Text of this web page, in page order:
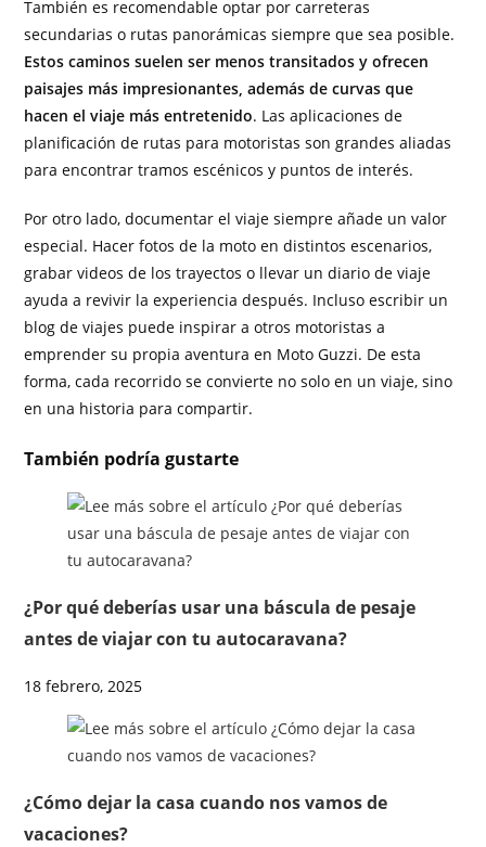
También es recomendable optar por carreteras
secundarias o rutas panorámicas siempre que sea posible.
Estos caminos suelen ser menos transitados y ofrecen
paisajes más impresionantes, además de curvas que
hacen el viaje más entretenido. Las aplicaciones de
planificación de rutas para motoristas son grandes aliadas
para encontrar tramos escénicos y puntos de interés.
Por otro lado, documentar el viaje siempre añade un valor
especial. Hacer fotos de la moto en distintos escenarios,
grabar videos de los trayectos o llevar un diario de viaje
ayuda a revivir la experiencia después. Incluso escribir un
blog de viajes puede inspirar a otros motoristas a
emprender su propia aventura en Moto Guzzi. De esta
forma, cada recorrido se convierte no solo en un viaje, sino
en una historia para compartir.
También podría gustarte
¿Por qué deberías usar una báscula de pesaje
antes de viajar con tu autocaravana?
18 febrero, 2025
¿Cómo dejar la casa cuando nos vamos de
vacaciones?